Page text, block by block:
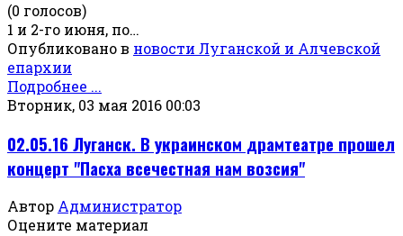
(0 голосов)
1 и 2-го июня, по…
Опубликовано в новости Луганской и Алчевской
епархии
Подробнее ...
Вторник, 03 мая 2016 00:03
02.05.16 Луганск. В украинском драмтеатре прошел
концерт "Пасха всечестная нам возсия"
Автор Администратор
Оцените материал